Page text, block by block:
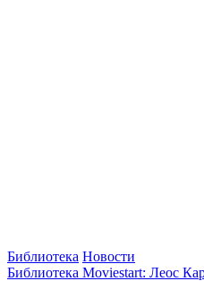
Библиотека Новости
Библиотека Moviestart: Леос